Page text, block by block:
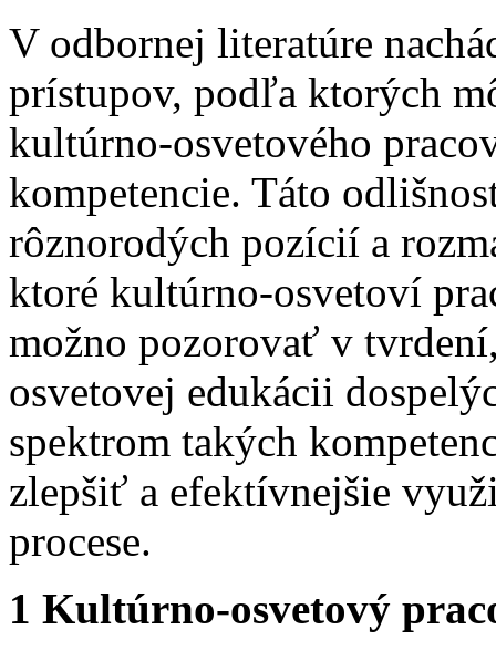
V odbornej literatúre
prístupov, podľa ktorých
kultúrno-osvetového
kompetencie. Táto
rôznorodých pozícií a
ktoré kultúrno-osvetoví
možno pozorovať v
osvetovej edukácii
spektrom takých
zlepšiť a efektívnejšie
procese.
1 Kultúrno-osvetový